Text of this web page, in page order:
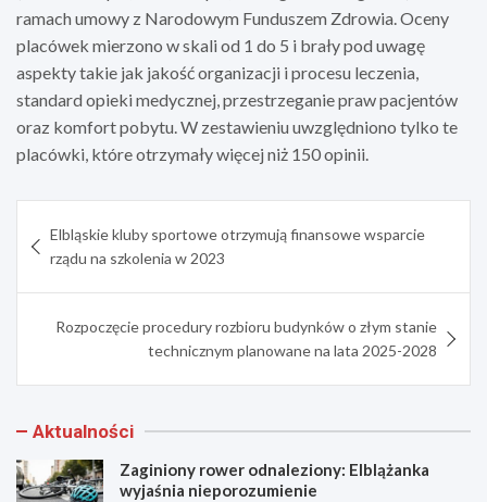
ramach umowy z Narodowym Funduszem Zdrowia. Oceny
placówek mierzono w skali od 1 do 5 i brały pod uwagę
aspekty takie jak jakość organizacji i procesu leczenia,
standard opieki medycznej, przestrzeganie praw pacjentów
oraz komfort pobytu. W zestawieniu uwzględniono tylko te
placówki, które otrzymały więcej niż 150 opinii.
wpisu
Elbląskie kluby sportowe otrzymują finansowe wsparcie
rządu na szkolenia w 2023
Rozpoczęcie procedury rozbioru budynków o złym stanie
technicznym planowane na lata 2025-2028
Aktualności
Zaginiony rower odnaleziony: Elblążanka
wyjaśnia nieporozumienie